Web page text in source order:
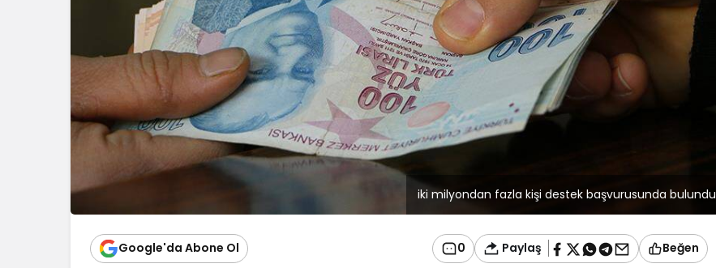
iki milyondan fazla kişi destek başvurusunda bulundu
Google'da Abone Ol 0 Paylaş Beğen